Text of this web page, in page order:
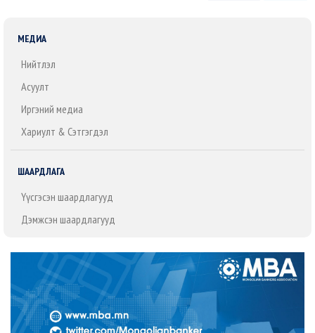
МЕДИА
Нийтлэл
Асуулт
Иргэний медиа
Хариулт & Сэтгэгдэл
ШААРДЛАГА
Үүсгэсэн шаардлагууд
Дэмжсэн шаардлагууд